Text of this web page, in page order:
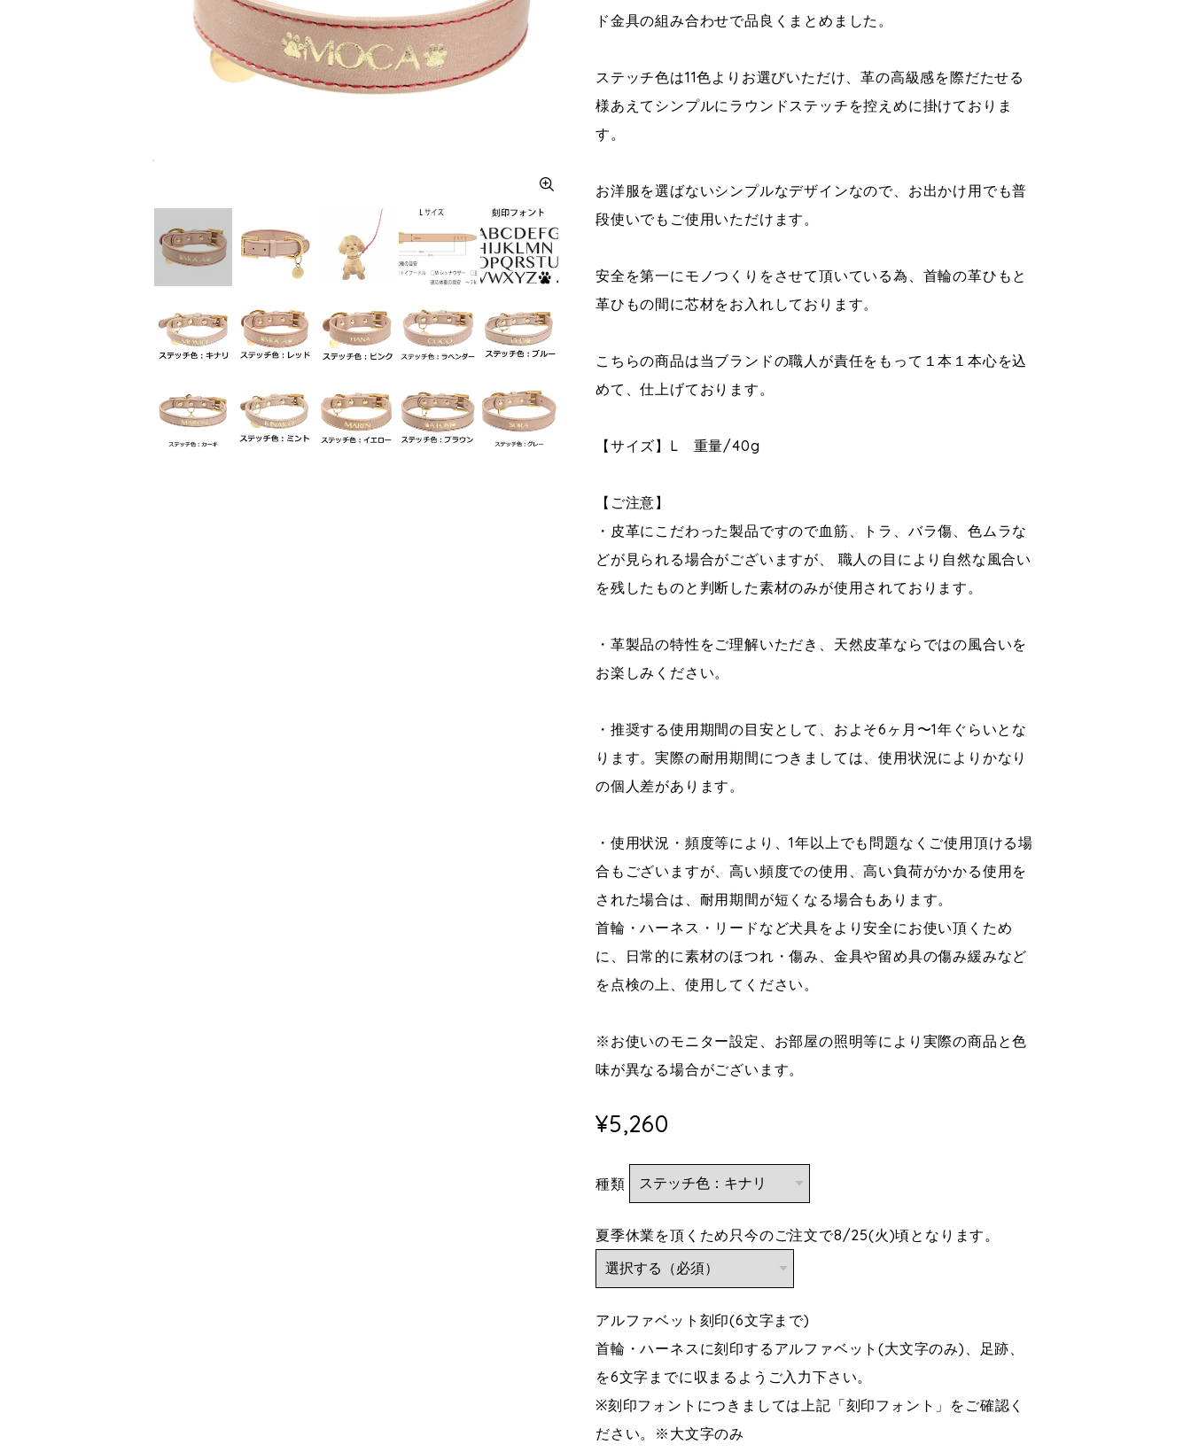
ド金具の組み合わせで品良くまとめました。
ステッチ色は11色よりお選びいただけ、革の高級感を際だたせる
様あえてシンプルにラウンドステッチを控えめに掛けておりま
す。
お洋服を選ばないシンプルなデザインなので、お出かけ用でも普
段使いでもご使用いただけます。
安全を第一にモノつくりをさせて頂いている為、首輪の革ひもと
革ひもの間に芯材をお入れしております。
こちらの商品は当ブランドの職人が責任をもって１本１本心を込
めて、仕上げております。
【サイズ】L 重量/40g
【ご注意】
・皮革にこだわった製品ですので血筋、トラ、バラ傷、色ムラな
どが見られる場合がございますが、 職人の目により自然な風合い
を残したものと判断した素材のみが使用されております。
・革製品の特性をご理解いただき、天然皮革ならではの風合いを
お楽しみください。
・推奨する使用期間の目安として、およそ6ヶ月〜1年ぐらいとな
ります。実際の耐用期間につきましては、使用状況によりかなり
の個人差があります。
・使用状況・頻度等により、1年以上でも問題なくご使用頂ける場
合もございますが、高い頻度での使用、高い負荷がかかる使用を
された場合は、耐用期間が短くなる場合もあります。
首輪・ハーネス・リードなど犬具をより安全にお使い頂くため
に、日常的に素材のほつれ・傷み、金具や留め具の傷み緩みなど
を点検の上、使用してください。
※お使いのモニター設定、お部屋の照明等により実際の商品と色
味が異なる場合がございます。
¥5,260
種類
夏季休業を頂くため只今のご注文で8/25(火)頃となります。
アルファベット刻印(6文字まで)
首輪・ハーネスに刻印するアルファベット(大文字のみ)、足跡、
を6文字までに収まるようご入力下さい。
※刻印フォントにつきましては上記「刻印フォント」をご確認く
ださい。※大文字のみ